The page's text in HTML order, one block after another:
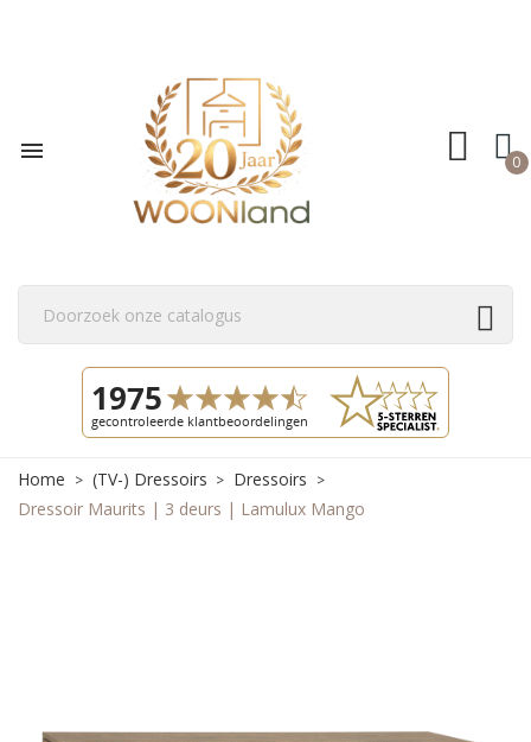
 0
Home (TV-) Dressoirs
Dressoirs
Dressoir Maurits | 3 deurs | Lamulux Mango